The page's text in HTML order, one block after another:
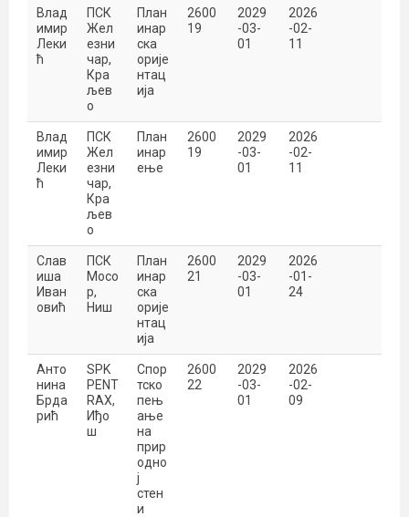
Влад
имир
Леки
ћ
ПСК
Жел
езни
чар,
Кра
љев
о
План
инар
ска
орије
нтац
ија
2600
19
2029
-03-
01
2026
-02-
11
Влад
имир
Леки
ћ
ПСК
Жел
езни
чар,
Кра
љев
о
План
инар
ење
2600
19
2029
-03-
01
2026
-02-
11
Слав
иша
Иван
овић
ПСК
Мосо
р,
Ниш
План
инар
ска
орије
нтац
ија
2600
21
2029
-03-
01
2026
-01-
24
Анто
нина
Брда
рић
SPK
PENT
RAX,
Иђо
ш
Спор
тско
пењ
ање
на
прир
одно
ј
стен
и
2600
22
2029
-03-
01
2026
-02-
09